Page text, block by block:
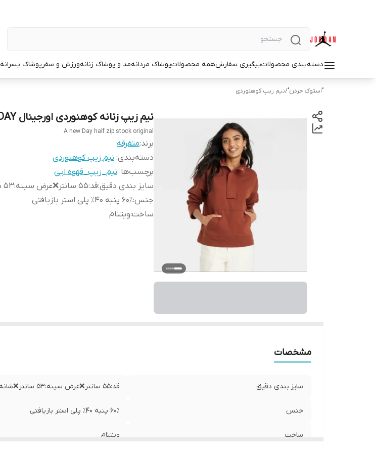
دسته‌بندی محصولاتپیگیری سفارشهمه محصولاتپوشاک مردانهمد و پوشاک زنانهورزش و سفرپوشاک پسرانه
"استوک جردن"/نیم زیپ کوهنوردی
نیم زیپ زنانه کوهنوردی اورجینال A NEW DAY
A new Day half zip stock original
برند:متفرقه
دسته‌بندی: نیم زیپ کوهنوردی
برچسب‌ها :نیم_زیپ_قهوه ایی
سایز بندی دقیق:قد:۵۵ سانتر❌عرض سینه:۵۳ سانتر❌شانه:۵۰ سانتر
جنس:۶۰٪ پنبه ۴۰٪ پلی استر بازیافتی
ساخت:ویتنام
مشخصات
سایز بندی دقیق قد:۵۵ سانتر❌عرض سینه:۵۳ سانتر❌شانه:۵۰ سانتر
جنس ۶۰٪ پنبه ۴۰٪ پلی استر بازیافتی
ساخت ویتنام